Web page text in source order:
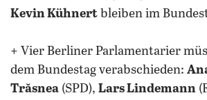
Kevin Kühnert bleiben im
+ Vier Berliner Parlamentarier
dem Bundestag verabschieden:
Trăsnea (SPD), Lars Lindemann